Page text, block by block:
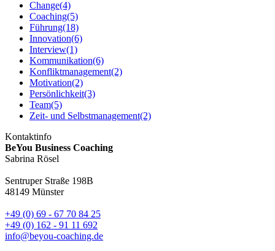
Change(4)
Coaching(5)
Führung(18)
Innovation(6)
Interview(1)
Kommunikation(6)
Konfliktmanagement(2)
Motivation(2)
Persönlichkeit(3)
Team(5)
Zeit- und Selbstmanagement(2)
Kontaktinfo
BeYou Business Coaching
Sabrina Rösel
Sentruper Straße 198B
48149 Münster
+49 (0) 69 - 67 70 84 25
+49 (0) 162 - 91 11 692
info@beyou-coaching.de